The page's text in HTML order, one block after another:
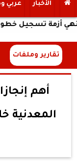
الأخبار عربي
خطوط
تقارير وملفات
أهم